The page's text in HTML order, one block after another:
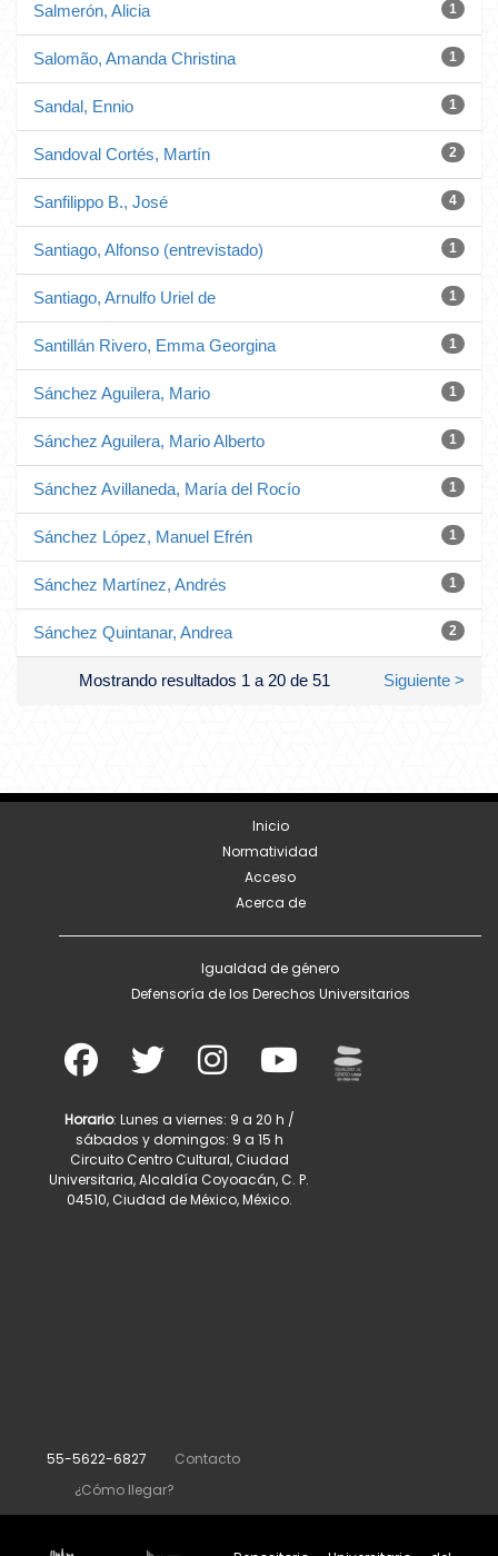
Salmerón, Alicia 1
Salomão, Amanda Christina 1
Sandal, Ennio 1
Sandoval Cortés, Martín 2
Sanfilippo B., José 4
Santiago, Alfonso (entrevistado) 1
Santiago, Arnulfo Uriel de 1
Santillán Rivero, Emma Georgina 1
Sánchez Aguilera, Mario 1
Sánchez Aguilera, Mario Alberto 1
Sánchez Avillaneda, María del Rocío 1
Sánchez López, Manuel Efrén 1
Sánchez Martínez, Andrés 1
Sánchez Quintanar, Andrea 2
Mostrando resultados 1 a 20 de 51 Siguiente >
Inicio
Normatividad
Acceso
Acerca de
Igualdad de género
Defensoría de los Derechos Universitarios
Horario: Lunes a viernes: 9 a 20 h /
sábados y domingos: 9 a 15 h
Circuito Centro Cultural, Ciudad
Universitaria, Alcaldía Coyoacán, C. P.
04510, Ciudad de México, México.
55-5622-6827
Contacto
¿Cómo llegar?